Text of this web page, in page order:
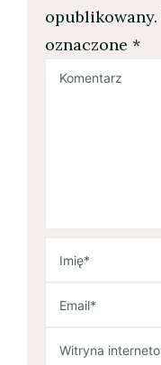
opublikowany.
oznaczone *